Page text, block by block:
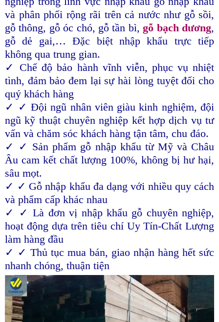
và phân phối rộng rãi trên cả nước như gỗ sồi,
gỗ thông, gỗ óc chó, gỗ tần bì,gỗ bạch dương,
gỗ dẻ gai,… Đặc biệt nhập khẩu trực tiếp
không qua trung gian.
✓ Chế độ bảo hành vĩnh viễn, phục vụ nhiệt
tình, đảm bảo đem lại sự hài lòng tuyệt đối cho
quý khách hàng
✓ ✓ Đội ngũ nhân viên giàu kinh nghiệm, đội
ngũ kỹ thuật chuyên nghiệp kết hợp dịch vụ tư
vấn và chăm sóc khách hàng tận tâm, chu đáo.
✓ ✓ Sản phẩm gỗ nhập khẩu từ Mỹ và Châu
Âu cam kết chất lượng 100%, không bị hư hại,
sâu mọt.
✓ ✓ Gỗ nhập khẩu đa dạng với nhiều quy cách
và phẩm cấp khác nhau
✓ ✓ Là đơn vị nhập khẩu gỗ chuyên nghiệp,
hoạt động dựa trên tiêu chí Uy Tín-Chất Lượng
làm hàng đầu
✓ ✓ Thủ tục mua bán, giao nhận hàng hết sức
nhanh chóng, thuận tiện